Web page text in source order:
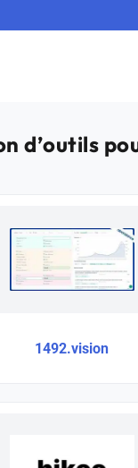
d’outils
1492.vision